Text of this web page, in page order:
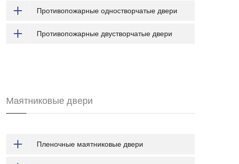
Противопожарные одностворчатые двери
Противопожарные двустворчатые двери
Маятниковые двери
Пленочные маятниковые двери